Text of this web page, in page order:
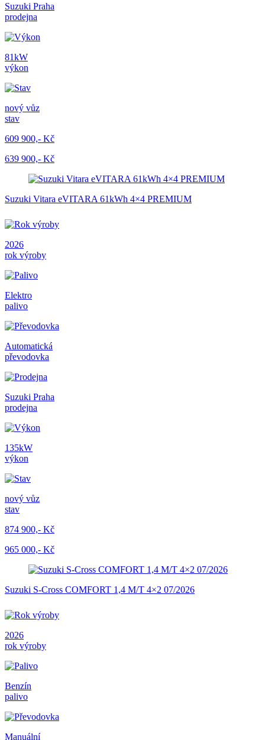
Suzuki Praha
prodejna
81kW
výkon
nový vůz
stav
609 900,- Kč
639 900,- Kč
Suzuki Vitara eVITARA 61kWh 4×4 PREMIUM
2026
rok výroby
Elektro
palivo
Automatická
převodovka
Suzuki Praha
prodejna
135kW
výkon
nový vůz
stav
874 900,- Kč
965 000,- Kč
Suzuki S-Cross COMFORT 1,4 M/T 4×2 07/2026
2026
rok výroby
Benzín
palivo
Manuální